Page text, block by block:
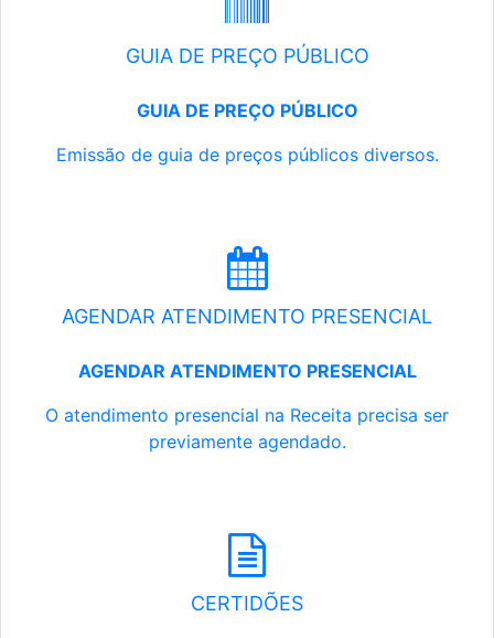
GUIA DE PREÇO PÚBLICO
GUIA DE PREÇO PÚBLICO
Emissão de guia de preços públicos diversos.
AGENDAR ATENDIMENTO PRESENCIAL
AGENDAR ATENDIMENTO PRESENCIAL
O atendimento presencial na Receita precisa ser
previamente agendado.
CERTIDÕES